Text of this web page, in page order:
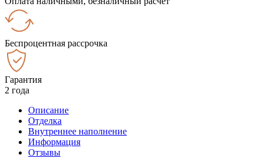
Беспроцентная рассрочка
Гарантия
2 года
Описание
Отделка
Внутреннее наполнение
Информация
Отзывы